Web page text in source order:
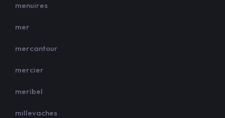
menuires
mer
mercantour
mercier
meribel
millevaches